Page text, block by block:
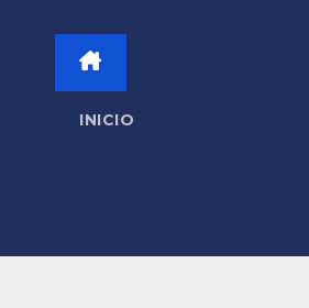
INICIO